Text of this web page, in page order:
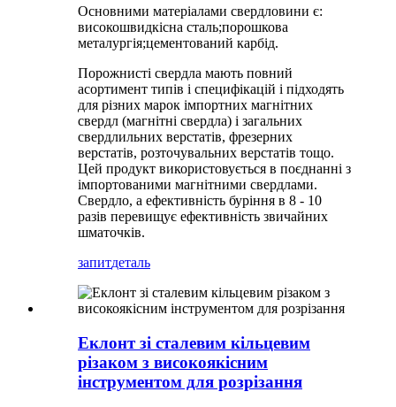
Основними матеріалами свердловини є:
високошвидкісна сталь;порошкова
металургія;цементований карбід.
Порожнисті свердла мають повний
асортимент типів і специфікацій і підходять
для різних марок імпортних магнітних
свердл (магнітні свердла) і загальних
свердлильних верстатів, фрезерних
верстатів, розточувальних верстатів тощо.
Цей продукт використовується в поєднанні з
імпортованими магнітними свердлами.
Свердло, а ефективність буріння в 8 - 10
разів перевищує ефективність звичайних
шматочків.
запитдеталь
Еклонт зі сталевим кільцевим
різаком з високоякісним
інструментом для розрізання